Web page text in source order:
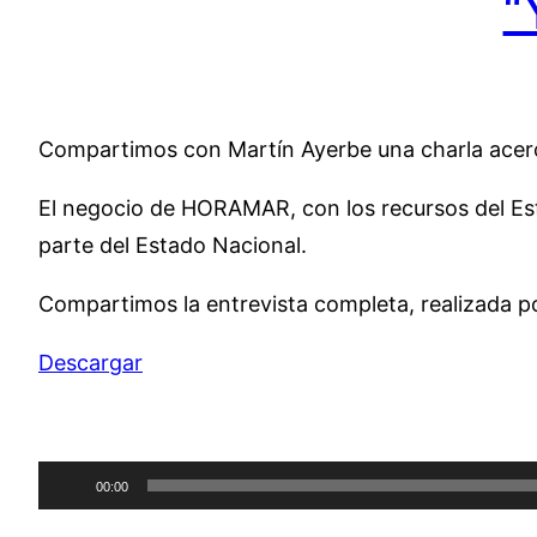
Compartimos con Martín Ayerbe una charla
El negocio de HORAMAR, con los recursos del
parte del Estado Nacional.
Compartimos la entrevista completa, realizada
Descargar
Reproductor
de
00:00